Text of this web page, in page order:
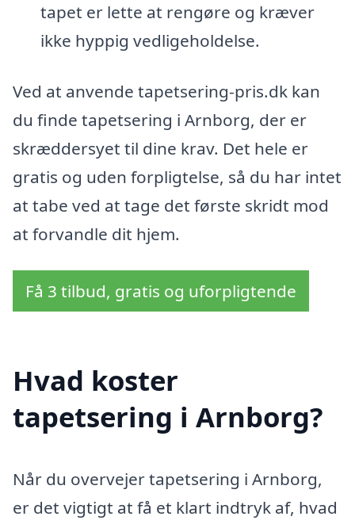
tapet er lette at rengøre og kræver
ikke hyppig vedligeholdelse.
Ved at anvende tapetsering-pris.dk kan
du finde tapetsering i Arnborg, der er
skræddersyet til dine krav. Det hele er
gratis og uden forpligtelse, så du har intet
at tabe ved at tage det første skridt mod
at forvandle dit hjem.
Få 3 tilbud, gratis og uforpligtende
Hvad koster
tapetsering i Arnborg?
Når du overvejer tapetsering i Arnborg,
er det vigtigt at få et klart indtryk af, hvad